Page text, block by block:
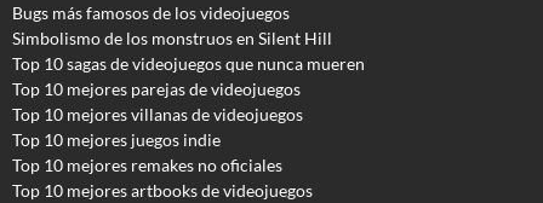
Bugs más famosos de los videojuegos
Simbolismo de los monstruos en Silent Hill
Top 10 sagas de videojuegos que nunca mueren
Top 10 mejores parejas de videojuegos
Top 10 mejores villanas de videojuegos
Top 10 mejores juegos indie
Top 10 mejores remakes no oficiales
Top 10 mejores artbooks de videojuegos